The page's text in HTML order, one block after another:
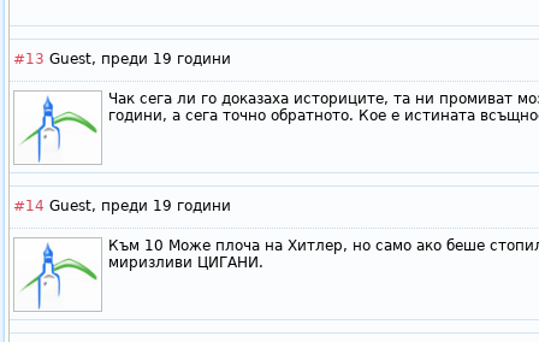
#13 Guest, преди 19 години
Чак сега ли го доказаха историците, та ни промиват
години, а сега точно обратното. Кое е истината
#14 Guest, преди 19 години
Към 10 Може плоча на Хитлер, но само ако беше
миризливи ЦИГАНИ.